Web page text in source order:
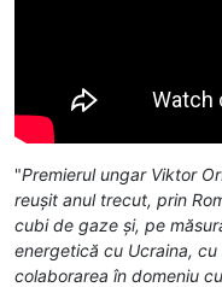
"Premierul ungar Viktor
reuşit anul trecut, prin
cubi de gaze şi, pe
energetică cu Ucraina,
colaborarea în domeniu